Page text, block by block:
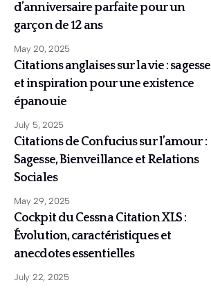
d’anniversaire parfaite pour un
garçon de 12 ans
May 20, 2025
Citations anglaises sur la vie : sagesse
et inspiration pour une existence
épanouie
July 5, 2025
Citations de Confucius sur l’amour :
Sagesse, Bienveillance et Relations
Sociales
May 29, 2025
Cockpit du Cessna Citation XLS :
Évolution, caractéristiques et
anecdotes essentielles
July 22, 2025